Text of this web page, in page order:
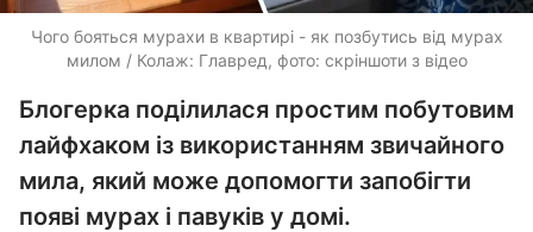
Чого бояться мурахи в квартирі - як позбутись від мурах
милом / Колаж: Главред, фото: скріншоти з відео
Блогерка поділилася простим побутовим
лайфхаком із використанням звичайного
мила, який може допомогти запобігти
появі мурах і павуків у домі.